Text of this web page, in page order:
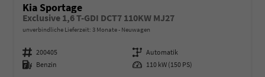
Kia Sportage
Exclusive 1,6 T-GDI DCT7 110KW MJ27
unverbindliche Lieferzeit: 3 Monate Neuwagen
Fahrzeugnummer 200405 Getriebe Automatik
Kraftstoff Benzin Leistung 110 kW (150 PS)